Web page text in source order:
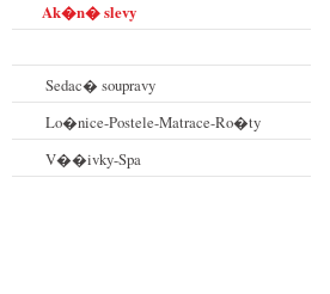
Ak�n� slevy
Sedac� soupravy
Lo�nice-Postele-Matrace-Ro�ty
V��ivky-Spa